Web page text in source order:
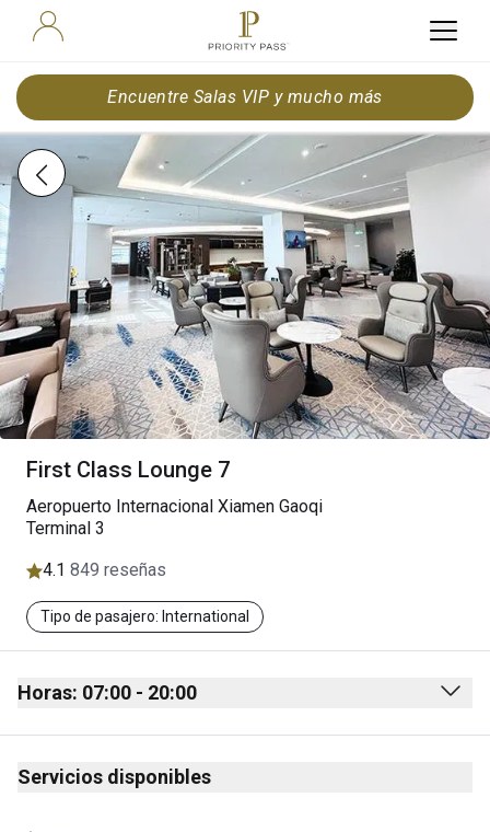
Encuentre Salas VIP y mucho más
First Class Lounge 7
Aeropuerto Internacional Xiamen Gaoqi
Terminal 3
4.1 849 reseñas
Tipo de pasajero: International
Horas: 07:00 - 20:00
Monday 07:00 - 20:00
Tuesday
Servicios disponibles